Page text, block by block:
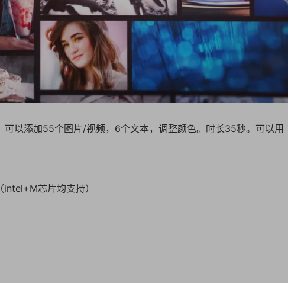
可以添加55个图片/视频，6个文本，调整颜色。时长35秒。可以用
芯片均支持）